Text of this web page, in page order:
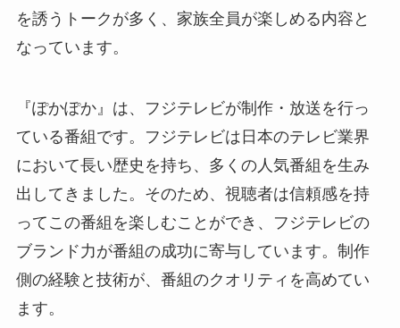
を誘うトークが多く、家族全員が楽しめる内容と
なっています。
『ぽかぽか』は、フジテレビが制作・放送を行っ
ている番組です。フジテレビは日本のテレビ業界
において長い歴史を持ち、多くの人気番組を生み
出してきました。そのため、視聴者は信頼感を持
ってこの番組を楽しむことができ、フジテレビの
ブランド力が番組の成功に寄与しています。制作
側の経験と技術が、番組のクオリティを高めてい
ます。